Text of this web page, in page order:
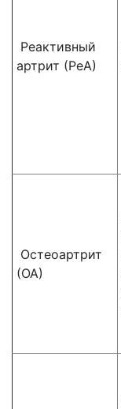
Реактивный
артрит (РеА)
Остеоартрит
(ОА)